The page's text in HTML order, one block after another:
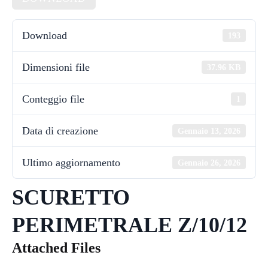
Download
Dimensioni file
Conteggio file
Data di creazione
Ultimo aggiornamento
SCURETTO
PERIMETRALE Z/10/12
Attached Files